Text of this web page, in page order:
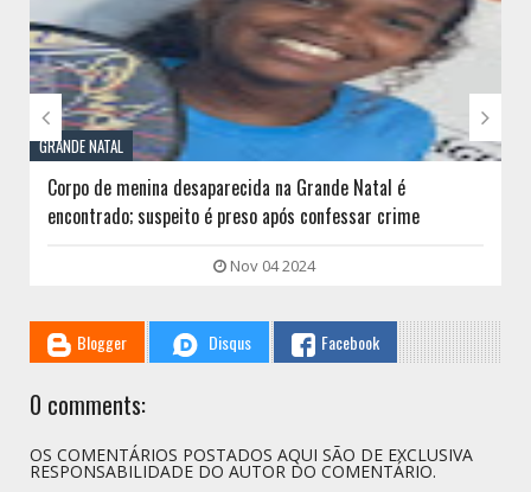
GRANDE NATAL
Corpo de menina desaparecida na Grande Natal é
encontrado; suspeito é preso após confessar crime
Nov 04 2024
 
Blogger Disqus Facebook
0 comments:
OS COMENTÁRIOS POSTADOS AQUI SÃO DE EXCLUSIVA
RESPONSABILIDADE DO AUTOR DO COMENTÁRIO.